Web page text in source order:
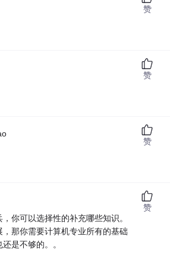
赞
赞
赞
你可以选择性的补充哪些知识。
那你需要计算机专业所有的基础
是不够的。。
赞